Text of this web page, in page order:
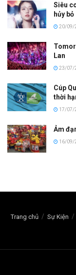
Siêu
hủy bỏ
20/09/
Lan
23/07/
Cúp
thời
17/07/
Ảm
16/09/
Trang chủ Sự Kiện